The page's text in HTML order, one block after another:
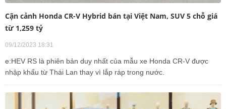
Cận cảnh Honda CR-V Hybrid bán tại Việt Nam, SUV 5 chỗ giá
từ 1,259 tỷ
09/12/2023 18:31
e:HEV RS là phiên bản duy nhất của mẫu xe Honda CR-V được
nhập khẩu từ Thái Lan thay vì lắp ráp trong nước.